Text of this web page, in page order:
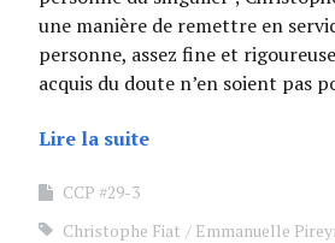
une manière de remettre en
personne, assez fine et
acquis du doute n’en soient pas
Lire la suite
CCP #29-3
Christophe Fiat
Emmanuelle